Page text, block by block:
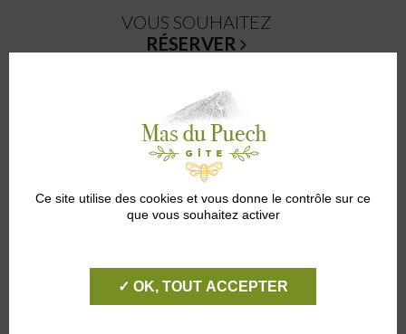
VOUS SOUHAITEZ
RÉSERVER
SUIVEZ NOUS SUR
LES RÉSEAUX SOCIAUX
CHÈQUES VACANCES
ACCEPTÉS
34820 ASSAS
Ce site utilise des cookies et vous donne le contrôle sur ce
que vous souhaitez activer
✓ OK, TOUT ACCEPTER